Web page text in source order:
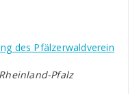
des Pfälzerwaldverein
Pfalz